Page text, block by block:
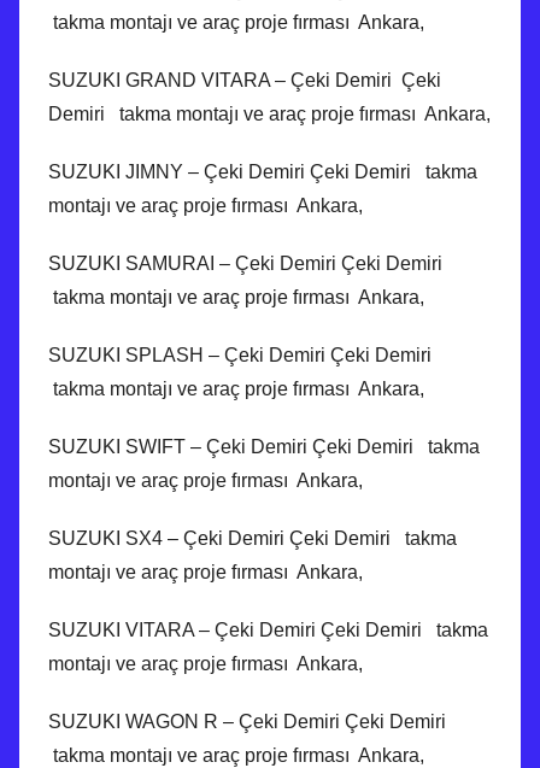
takma montajı ve araç proje fırması Ankara,
SUZUKI GRAND VITARA – Çeki Demiri Çeki
Demiri takma montajı ve araç proje fırması Ankara,
SUZUKI JIMNY – Çeki Demiri Çeki Demiri takma
montajı ve araç proje fırması Ankara,
SUZUKI SAMURAI – Çeki Demiri Çeki Demiri
takma montajı ve araç proje fırması Ankara,
SUZUKI SPLASH – Çeki Demiri Çeki Demiri
takma montajı ve araç proje fırması Ankara,
SUZUKI SWIFT – Çeki Demiri Çeki Demiri takma
montajı ve araç proje fırması Ankara,
SUZUKI SX4 – Çeki Demiri Çeki Demiri takma
montajı ve araç proje fırması Ankara,
SUZUKI VITARA – Çeki Demiri Çeki Demiri takma
montajı ve araç proje fırması Ankara,
SUZUKI WAGON R – Çeki Demiri Çeki Demiri
takma montajı ve araç proje fırması Ankara,